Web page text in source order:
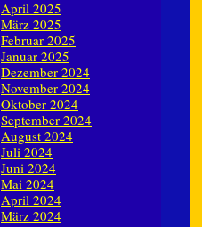
April 2025
März 2025
Februar 2025
Januar 2025
Dezember 2024
November 2024
Oktober 2024
September 2024
August 2024
Juli 2024
Juni 2024
Mai 2024
April 2024
März 2024